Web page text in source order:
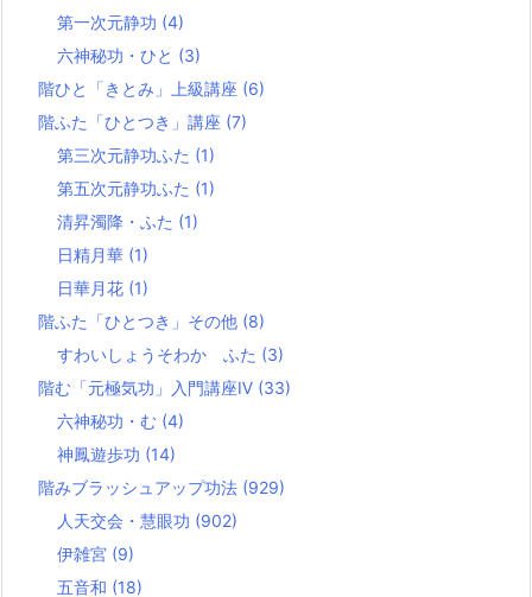
第一次元静功 (4)
六神秘功・ひと (3)
階ひと「きとみ」上級講座 (6)
階ふた「ひとつき」講座 (7)
第三次元静功ふた (1)
第五次元静功ふた (1)
清昇濁降・ふた (1)
日精月華 (1)
日華月花 (1)
階ふた「ひとつき」その他 (8)
すわいしょうそわか ふた (3)
階む「元極気功」入門講座Ⅳ (33)
六神秘功・む (4)
神鳳遊歩功 (14)
階みブラッシュアップ功法 (929)
人天交会・慧眼功 (902)
伊雑宮 (9)
五音和 (18)